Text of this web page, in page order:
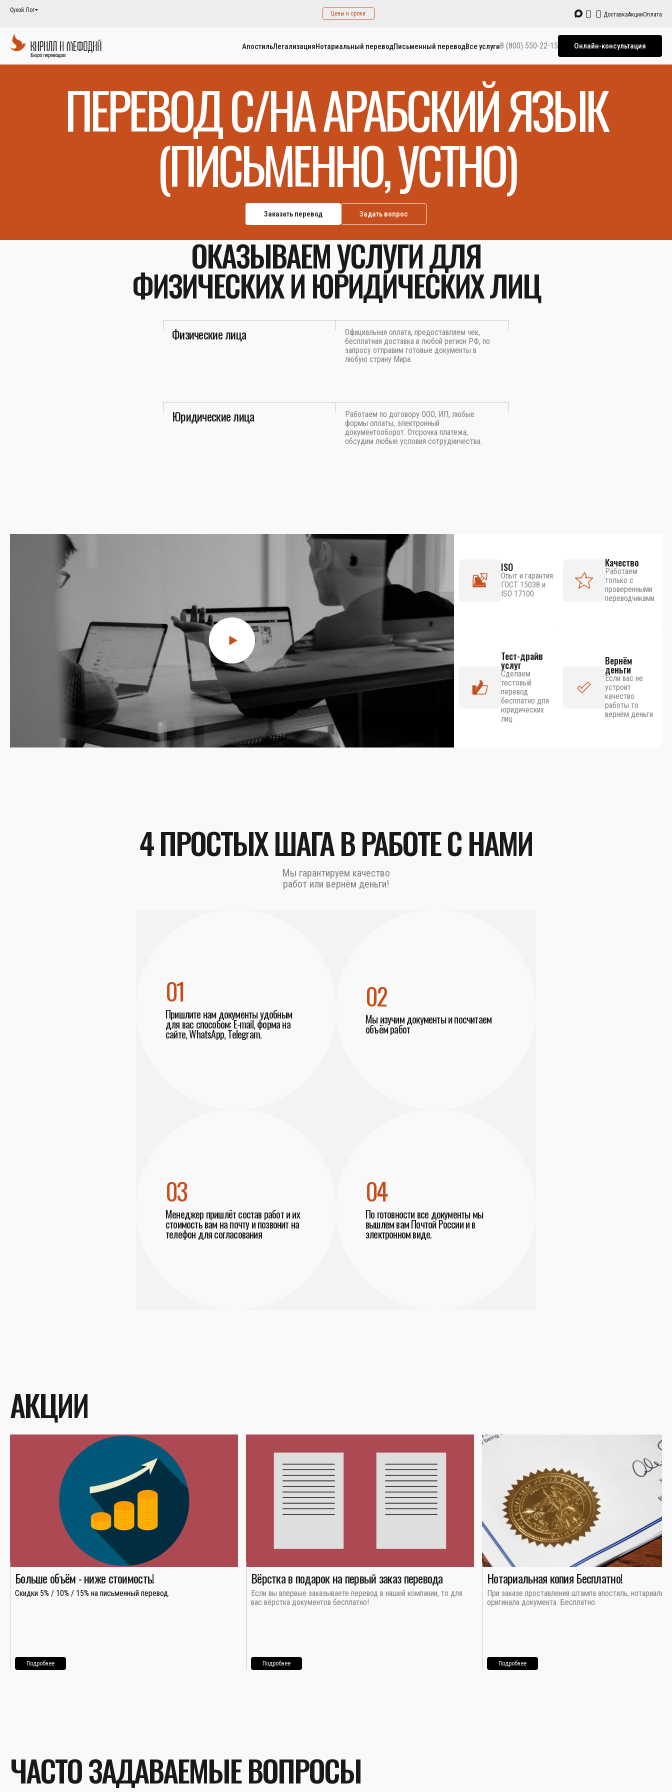
Сухой Лог Цены и сроки ДоставкаАкцииОплата
АпостильЛегализацияНотариальный переводПисьменный переводВсе услуги8 (800) 550-22-15 Онлайн-консультация
ПЕРЕВОД С/НА АРАБСКИЙ ЯЗЫК
(ПИСЬМЕННО, УСТНО)
Заказать перевод Задать вопрос
ОКАЗЫВАЕМ УСЛУГИ ДЛЯ
ФИЗИЧЕСКИХ И ЮРИДИЧЕСКИХ ЛИЦ
Физические лица
Официальная оплата, предоставляем чек,
бесплатная доставка в любой регион РФ, по
запросу отправим готовые документы в
любую страну Мира.
Юридические лица
Работаем по договору ООО, ИП, любые
формы оплаты, электронный
документооборот. Отсрочка платежа,
обсудим любые условия сотрудничества.
ISO
Опыт и гарантия
ГОСТ 15038 и
ISO 17100
Качество
Работаем
только с
проверенными
переводчиками
Тест-драйв
услуг
Сделаем
тестовый
перевод
бесплатно для
юридических
лиц
Вернём
деньги
Если вас не
устроит
качество
работы то
вернём деньги
4 ПРОСТЫХ ШАГА В РАБОТЕ С НАМИ
Мы гарантируем качество
работ или вернём деньги!
01
Пришлите нам документы удобным
для вас способом: E-mail, форма на
сайте, WhatsApp, Telegram.
02
Мы изучим документы и посчитаем
объём работ
04
По готовности все документы мы
вышлем вам Почтой России и в
электронном виде.
03
Менеджер пришлёт состав работ и их
стоимость вам на почту и позвонит на
телефон для согласования
АКЦИИ
Больше объём - ниже стоимость!
Скидки 5% / 10% / 15% на письменный перевод.
Подробнее
Вёрстка в подарок на первый заказ перевода
Если вы впервые заказываете перевод в нашей компании, то для
вас вёрстка документов бесплатно!
Подробнее
Нотариальная копия Бесплатно!
При заказе проставления штампа апостиль,
оригинала документа Бесплатно.
Подробнее
ЧАСТО ЗАДАВАЕМЫЕ ВОПРОСЫ